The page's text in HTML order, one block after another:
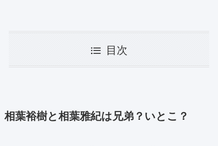
目次
相葉裕樹と相葉雅紀は兄弟？いとこ？